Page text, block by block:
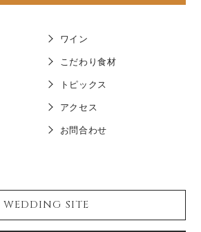
ワイン
こだわり食材
トピックス
アクセス
お問合わせ
WEDDING SITE